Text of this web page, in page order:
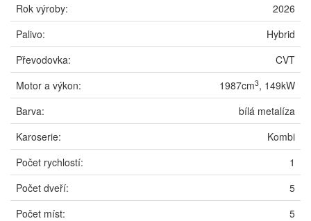
Rok výroby:
2026
Palivo:
Hybrid
Převodovka:
CVT
Motor a výkon:
1987cm3, 149kW
Barva:
bílá metalíza
Karoserie:
Kombi
Počet rychlostí:
1
Počet dveří:
5
Počet míst:
5